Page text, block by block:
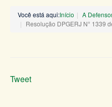
Você está aqui:Início A
Resolução DPGERJ N° 1339
Tweet